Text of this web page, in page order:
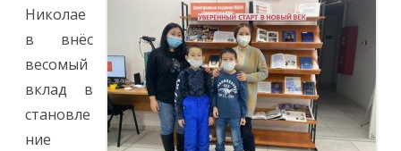
Николае
в внёс
весомый
вклад в
становле
ние